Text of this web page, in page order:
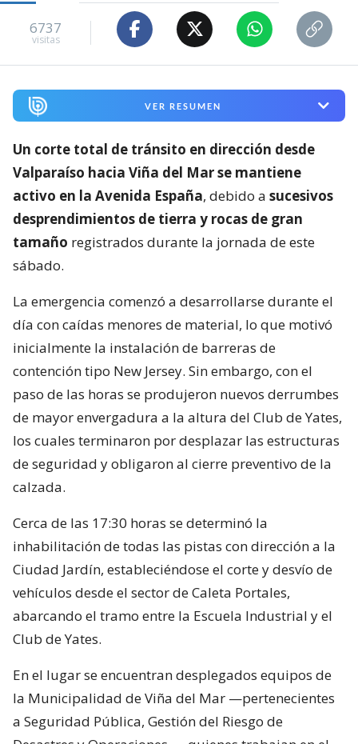
6737
visitas
VER RESUMEN
Un corte total de tránsito en dirección desde
Valparaíso hacia Viña del Mar se mantiene
activo en la Avenida España, debido a sucesivos
desprendimientos de tierra y rocas de gran
tamaño registrados durante la jornada de este
sábado.
La emergencia comenzó a desarrollarse durante el
día con caídas menores de material, lo que motivó
inicialmente la instalación de barreras de
contención tipo New Jersey. Sin embargo, con el
paso de las horas se produjeron nuevos derrumbes
de mayor envergadura a la altura del Club de Yates,
los cuales terminaron por desplazar las estructuras
de seguridad y obligaron al cierre preventivo de la
calzada.
Cerca de las 17:30 horas se determinó la
inhabilitación de todas las pistas con dirección a la
Ciudad Jardín, estableciéndose el corte y desvío de
vehículos desde el sector de Caleta Portales,
abarcando el tramo entre la Escuela Industrial y el
Club de Yates.
En el lugar se encuentran desplegados equipos de
la Municipalidad de Viña del Mar —pertenecientes
a Seguridad Pública, Gestión del Riesgo de